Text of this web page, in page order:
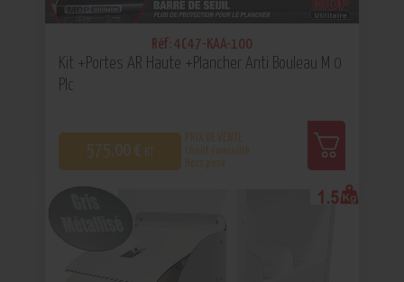
Réf: 4C47-KAA-100
Kit +Portes AR Haute +Plancher Anti Bouleau M 0
Plc
575,00 € HT
PRIX DE VENTE
client conseillé
Hors pose
0